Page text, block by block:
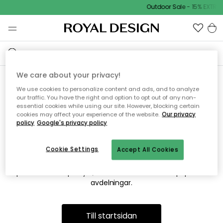
Outdoor Sale - 15%
Vi hittar tyvärr inte sidan du
söker
Detta kan bero på att sidan inte längre finns eller att den har
flyttats. Vi ber om ursäkt för besväret. I menyn ovan kan du
prova att söka på nytt, eller besöka en av våra populära
avdelningar.
Till startsidan
We care about your privacy!
We use cookies to personalize content and ads, and to analyze
our traffic. You have the right and option to opt out of any non-
essential cookies while using our site. However, blocking certain
cookies may affect your experience of the website. Our privacy
policy Google's privacy policy
Accept All Cookies
Cookie Settings